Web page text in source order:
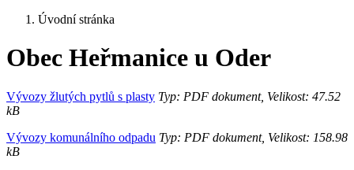
Úvodní stránka
Obec Heřmanice u Oder
Vývozy žlutých pytlů s plasty Typ: PDF dokument, Velikost: 47.52
kB
Vývozy komunálního odpadu Typ: PDF dokument, Velikost: 158.98
kB